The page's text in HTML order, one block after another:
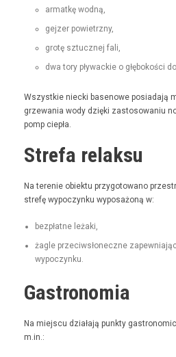
armatkę wod­ną,
gejz­er powietrzny,
grotę sztucznej fali,
dwa tory pływack­ie o głębokoś­ci
Wszys­tkie niec­ki basenowe posi­ada­ją
grze­wa­nia wody dzię­ki zas­tosowa­niu
pomp ciepła.
Strefa relaksu
Na tere­nie obiek­tu przy­go­towano
stre­fę wypoczynku wyposażoną w:
bezpłatne leża­ki,
żagle prze­ci­wsłoneczne
wypoczynku.
Gastronomia
Na miejs­cu dzi­ała­ją punk­ty
m.in.: